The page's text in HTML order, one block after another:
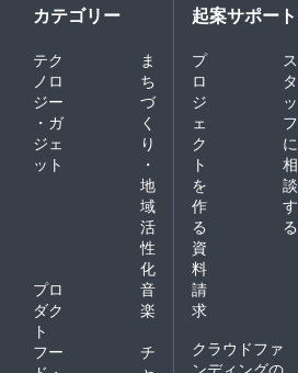
カテゴリー
テク
ノロ
ジー
・ガ
ジェ
ット
ま
ち
づ
く
り
・
地
域
活
性
化
プロ
ダク
ト
音
楽
フー
チ
起案サポート
プ
ロ
ジ
ェ
ク
ト
を
作
る
ス
タ
ッ
フ
に
相
談
す
る
資
料
請
求
クラウドファ
ンディングの